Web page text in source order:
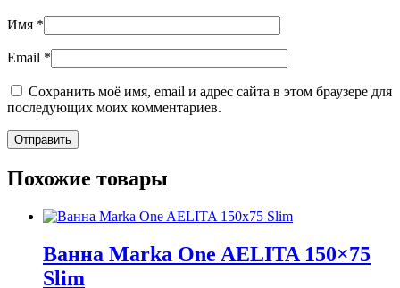
Имя *
Email *
Сохранить моё имя, email и адрес сайта в этом браузере для
последующих моих комментариев.
Похожие товары
Ванна Marka One AELITA 150×75
Slim